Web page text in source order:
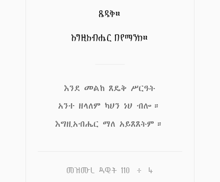
ጼዴቅ።
እግዚአብሔር በየማንከ።
እንደ መልከ ጸዴቅ ሥርዓት
አንተ ዘላለም ካህን ነህ ብሎ።
እግዚአብሔር ማለ አይጸጸትም።
መዝሙረ ዳዊት 110 ፥ 4